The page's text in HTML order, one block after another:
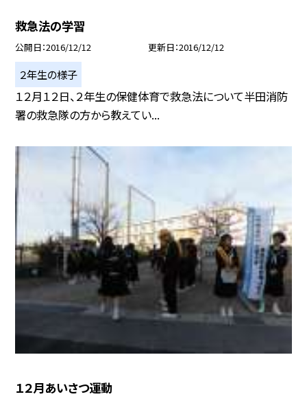
救急法の学習
公開日 2016/12/12 更新日 2016/12/12
２年生の様子
１２月１２日、２年生の保健体育で救急法について半田消防
署の救急隊の方から教えてい...
１２月あいさつ運動